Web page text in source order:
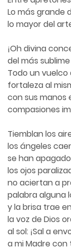
Lo más grande
lo mayor del
¡Oh divina
del más
Todo un vuelco
fortaleza al
con sus manos
compasiones
Tiemblan los
los ángeles
se han
los ojos
no aciertan a
palabra alguna
y la brisa trae
la voz de Dios
al sol: ¡Sal a
a mi Madre con